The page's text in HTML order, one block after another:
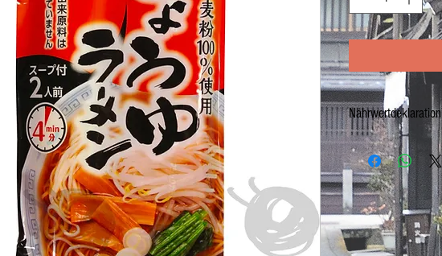
Hergestellt in JAPAN